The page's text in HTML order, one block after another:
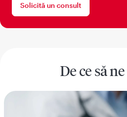
Solicită un consult
De ce să